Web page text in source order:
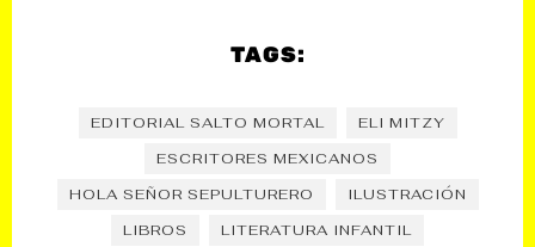
TAGS:
EDITORIAL SALTO MORTAL
ELI MITZY
ESCRITORES MEXICANOS
HOLA SEÑOR SEPULTURERO
ILUSTRACIÓN
LIBROS
LITERATURA INFANTIL